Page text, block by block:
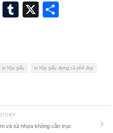
LinkedIn
Tumblr
X
in hộp giấy in hộp giấy đựng cà phê đẹp
và túi nhựa không cần trục